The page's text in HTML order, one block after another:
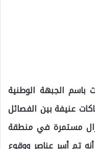
الجبهة الوطنية
عنيفة بين الفصائل
مستمرة في منطقة
تم أسر عناصر ووقوع